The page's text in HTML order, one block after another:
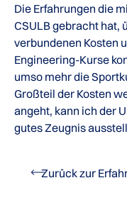
Die Erfahrungen die
CSULB gebracht hat,
verbundenen Kosten
Engineering-Kurse
umso mehr die
Großteil der Kosten
angeht, kann ich der
gutes Zeugnis
Zurück zur